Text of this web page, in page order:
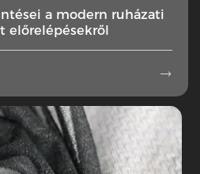
a modern ruházati
előrelépésekről
